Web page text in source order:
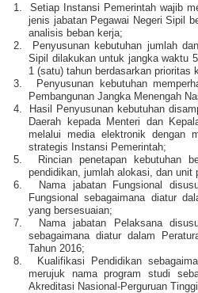
1.
Setiap Instansi Pemerintah wajib
jenis jabatan Pegawai Negeri Sipil
analisis beban kerja;
2.
Penyusunan kebutuhan jumlah
Sipil dilakukan untuk jangka waktu
1 (satu) tahun berdasarkan prioritas
3.
Penyusunan kebutuhan
Pembangunan Jangka Menengah
4.
Hasil Penyusunan kebutuhan
Daerah kepada Menteri dan
melalui media elektronik dengan
strategis Instansi Pemerintah;
5.
Rincian penetapan kebutuhan
pendidikan, jumlah alokasi, dan unit
6.
Nama jabatan Fungsional
Fungsional sebagaimana diatur
yang bersesuaian;
7.
Nama jabatan Pelaksana
sebagaimana diatur dalam
Tahun 2016;
8.
Kualifikasi Pendidikan
merujuk nama program studi
Akreditasi Nasional-Perguruan Tinggi.